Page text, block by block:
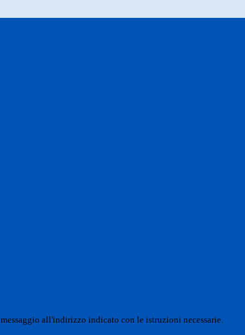
all'indirizzo indicato con le istruzioni necessarie.